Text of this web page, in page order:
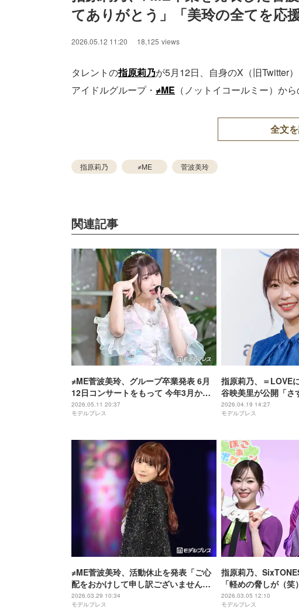
Unmute / Loaded:
52.23%
てありがとう」「美玲の全てを応
2026.05.12 11:20 18,125 views
タレントの指原莉乃が5月12日、自身のX（旧Twitter
アイドルグループ・ ≠ME （ノットイコールミー）か
全文
指原莉乃 ≠ME 菅波美玲
関連記事
≠ME菅波美玲、グループ卒業発表 6月
12日コンサートをもって 今年3月から
活動休止中【全文】
2026.05.11 20:37
モデルプレス
指原莉乃、＝LOVE
谷映美里が公開「さ
ー」「食べ応えあり
2026.04.19 14:27
モデルプレス
≠ME菅波美玲、活動休止を発表「ご心
配をおかけして申し訳ございません」
開催予定イベントについても説明
2026.03.29 10:34
モデルプレス
指原莉乃、
「軽めの脅しが（
影裏話
2026.03.05 12:10
モデルプレス